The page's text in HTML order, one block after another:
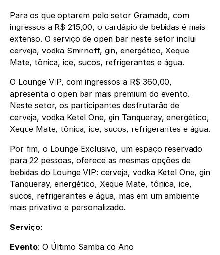
Para os que optarem pelo setor Gramado, com
ingressos a R$ 215,00, o cardápio de bebidas é mais
extenso. O serviço de open bar neste setor inclui
cerveja, vodka Smirnoff, gin, energético, Xeque
Mate, tônica, ice, sucos, refrigerantes e água.
O Lounge VIP, com ingressos a R$ 360,00,
apresenta o open bar mais premium do evento.
Neste setor, os participantes desfrutarão de
cerveja, vodka Ketel One, gin Tanqueray, energético,
Xeque Mate, tônica, ice, sucos, refrigerantes e água.
Por fim, o Lounge Exclusivo, um espaço reservado
para 22 pessoas, oferece as mesmas opções de
bebidas do Lounge VIP: cerveja, vodka Ketel One, gin
Tanqueray, energético, Xeque Mate, tônica, ice,
sucos, refrigerantes e água, mas em um ambiente
mais privativo e personalizado.
Serviço:
Evento: O Último Samba do Ano